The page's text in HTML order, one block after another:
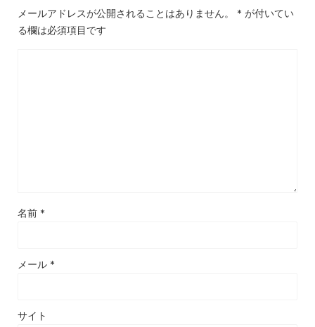
メールアドレスが公開されることはありません。 * が付いてい
る欄は必須項目です
名前 *
メール *
サイト